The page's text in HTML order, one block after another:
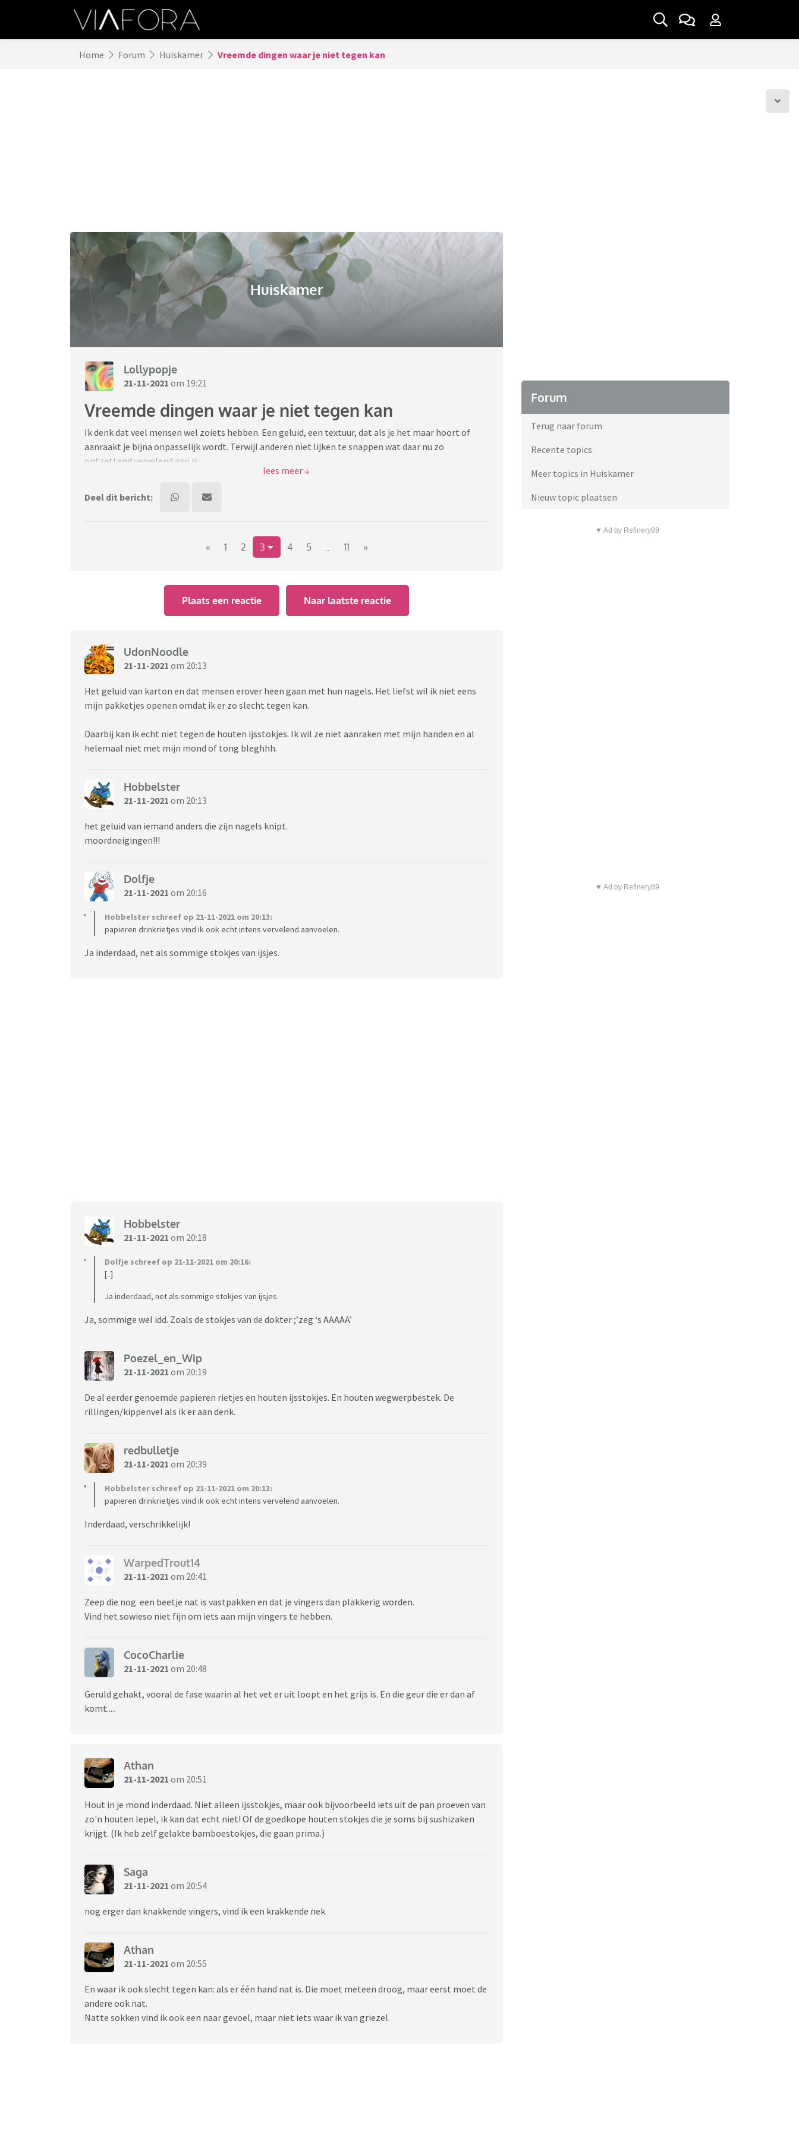
Home Forum Huiskamer Vreemde dingen waar je niet tegen kan
Huiskamer
Lollypopje
21-11-2021 om 19:21
Vreemde dingen waar je niet tegen kan
Ik denk dat veel mensen wel zoiets hebben. Een geluid, een textuur, dat als je het maar hoort of
aanraakt je bijna onpasselijk wordt. Terwijl anderen niet lijken te snappen wat daar nu zo
ontzettend vervelend aan is.
stoepkrijt en alles dat zo voelt. Ik word serieus al misselijk terwijl ik dit type. Ik vind de textuur zo
Dus wie laat mij minder raar voelen en heeft ook zulke dingen?
Deel dit bericht:
« 1 2 3 4 5 .. 11 »
Plaats een reactie Naar laatste reactie
UdonNoodle
21-11-2021 om 20:13
Het geluid van karton en dat mensen erover heen gaan met hun nagels. Het liefst wil ik niet eens
mijn pakketjes openen omdat ik er zo slecht tegen kan.
Daarbij kan ik echt niet tegen de houten ijsstokjes. Ik wil ze niet aanraken met mijn handen en al
helemaal niet met mijn mond of tong bleghhh.
Hobbelster
21-11-2021 om 20:13
het geluid van iemand anders die zijn nagels knipt.
moordneigingen!!!
Dolfje
21-11-2021 om 20:16
Hobbelster schreef op 21-11-2021 om 20:13:
papieren drinkrietjes vind ik ook echt intens vervelend aanvoelen.
Ja inderdaad, net als sommige stokjes van ijsjes.
Hobbelster
21-11-2021 om 20:18
Dolfje schreef op 21-11-2021 om 20:16:
[..]
Ja inderdaad, net als sommige stokjes van ijsjes.
Ja, sommige wel idd. Zoals de stokjes van de dokter ;’zeg ‘s AAAAA’
Poezel_en_Wip
21-11-2021 om 20:19
De al eerder genoemde papieren rietjes en houten ijsstokjes. En houten wegwerpbestek. De
rillingen/kippenvel als ik er aan denk.
redbulletje
21-11-2021 om 20:39
Hobbelster schreef op 21-11-2021 om 20:13:
papieren drinkrietjes vind ik ook echt intens vervelend aanvoelen.
Inderdaad, verschrikkelijk!
WarpedTrout14
21-11-2021 om 20:41
Zeep die nog een beetje nat is vastpakken en dat je vingers dan plakkerig worden.
Vind het sowieso niet fijn om iets aan mijn vingers te hebben.
CocoCharlie
21-11-2021 om 20:48
Geruld gehakt, vooral de fase waarin al het vet er uit loopt en het grijs is. En die geur die er dan af
komt.....
Athan
21-11-2021 om 20:51
Hout in je mond inderdaad. Niet alleen ijsstokjes, maar ook bijvoorbeeld iets uit de pan proeven van
zo'n houten lepel, ik kan dat echt niet! Of de goedkope houten stokjes die je soms bij sushizaken
krijgt. (Ik heb zelf gelakte bamboestokjes, die gaan prima.)
Saga
21-11-2021 om 20:54
nog erger dan knakkende vingers, vind ik een krakkende nek
Athan
21-11-2021 om 20:55
En waar ik ook slecht tegen kan: als er één hand nat is. Die moet meteen droog, maar eerst moet de
andere ook nat.
Natte sokken vind ik ook een naar gevoel, maar niet iets waar ik van griezel.
Forum
Terug naar forum
Recente topics
Meer topics in Huiskamer
Nieuw topic plaatsen
▼ Ad by Refinery89
▼ Ad by Refinery89